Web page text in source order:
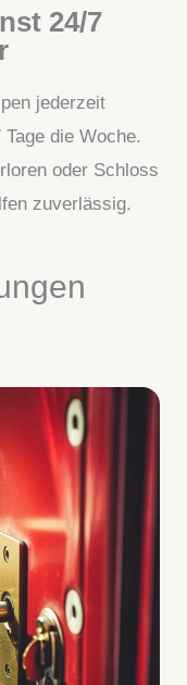
24/7
jederzeit
die Woche.
oder Schloss
zuverlässig.